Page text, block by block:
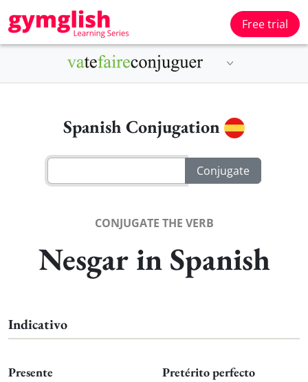
Free trial
Spanish Conjugation
CONJUGATE THE VERB
Nesgar in Spanish
Indicativo
Presente Pretérito perfecto